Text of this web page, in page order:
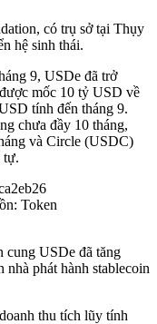
có trụ sở tại Thụy
hệ sinh thái.
9, USDe đã trở
mốc 10 tỷ USD về
tính đến tháng 9.
chưa đầy 10 tháng,
và Circle (USDC)
tự.
Token
cung USDe đã tăng
nhà phát hành stablecoin
thu tích lũy tính